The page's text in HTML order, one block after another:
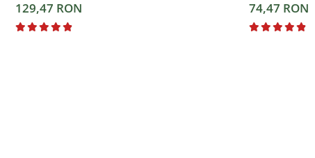
129,47 RON 74,47 RON